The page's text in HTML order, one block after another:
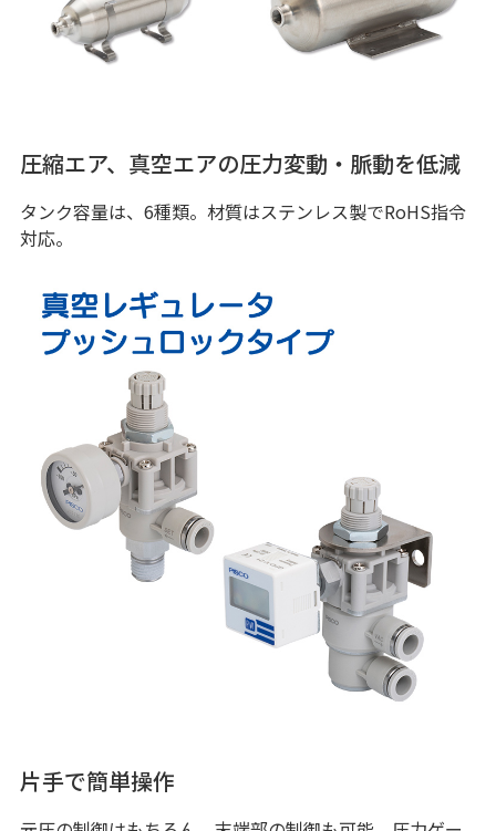
圧縮エア、真空エアの圧力変動・脈動を低減
タンク容量は、6種類。材質はステンレス製でRoHS指令
対応。
片手で簡単操作